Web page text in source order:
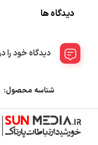
دیدگاه ها
دیدگاه خود را
شناسه محصول: